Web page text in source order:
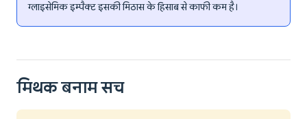
ग्लाइसेमिक इम्पैक्ट इसकी मिठास के हिसाब से काफी कम है।
मिथक बनाम सच